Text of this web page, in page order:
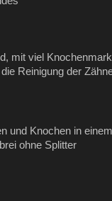
mit viel
Reinigung der
und Knochen in
ohne Splitter